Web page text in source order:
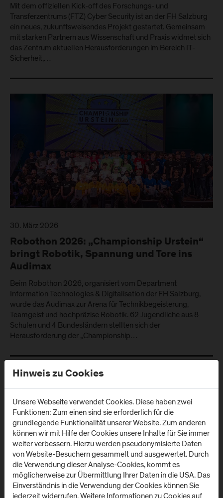
Mit dem offiziellen Kick-off des Forschungs- und
Transferzentrums (FTZ) Cyber Security ist an der FH Salzburg
ein neues, zukunftsweisendes Projekt gestartet. Gemeinsam
mit starken Partnern aus Wissenschaft und Praxis widmet sich
das Zentrum aktuellen Herausforderungen im Bereich IT-
Sicherheit,…
30. März 2026
Robothon 2026: „Championship Urstein“
bringt Robotik, Spannung und Tore ins
Audimax
Beim Robothon 2026, organisiert vom Department
Information Technologies & Digitalisation der FH Salzburg,
wurde das Audimax zur Arena für Technikbegeisterung,
Teamgeist und hochpräzise Robotik. 62 Jugendliche aus 8
Schulen und 4 Bundesländern stellten sich der
Herausforderung der „Championship…
Hinweis zu Cookies
Unsere Webseite verwendet Cookies. Diese haben zwei
Funktionen: Zum einen sind sie erforderlich für die
grundlegende Funktionalität unserer Website. Zum anderen
können wir mit Hilfe der Cookies unsere Inhalte für Sie immer
weiter verbessern. Hierzu werden pseudonymisierte Daten
von Website-Besuchern gesammelt und ausgewertet. Durch
die Verwendung dieser Analyse-Cookies, kommt es
möglicherweise zur Übermittlung Ihrer Daten in die USA. Das
Einverständnis in die Verwendung der Cookies können Sie
jederzeit widerrufen. Weitere Informationen zu Cookies auf